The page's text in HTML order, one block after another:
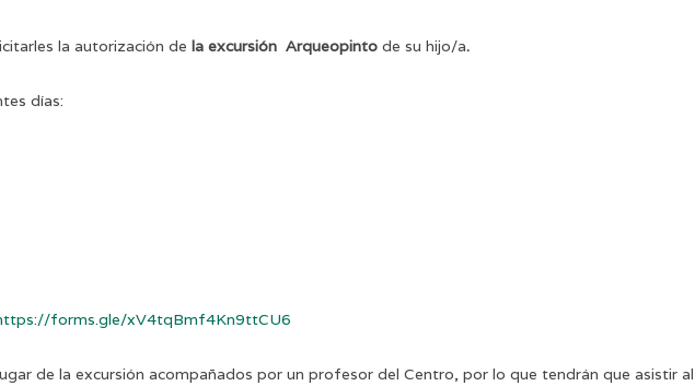
la autorización de la excursión Arqueopinto de su hijo/a.
días:
forms.gle/xV4tqBmf4Kn9ttCU6
de la excursión acompañados por un profesor del Centro, por lo que tendrán que asistir